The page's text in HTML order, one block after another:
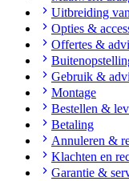
Uitbreiding
Opties &
Offertes &
Gebruik &
Montage
Bestellen &
Betaling
Annuleren &
Klachten en
Garantie &